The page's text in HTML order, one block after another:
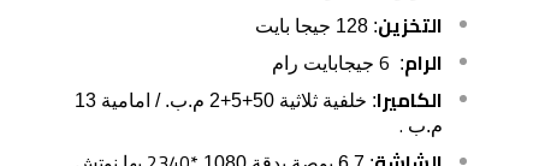
التخزين: 128 جيجا بايت
الرام:
6 جيجابايت رام
الكاميرا
: خلفية ثلاثية 50+5+2 م.ب. / امامية 13
م.ب .